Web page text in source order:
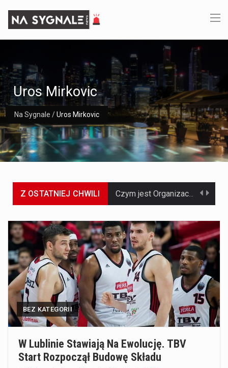
Na Sygnale /Uros Mirkovic
Uros Mirkovic
Z OSTATNIEJ CHWILI Czym jest Organizacja Traktatu Północnoatlantyckiego? Organizacja Traktatu Północnoatlantyckiego, powszechnie znana jako NATO, to międzynarodowy sojusz polityczno-wojskowy, który powstał 4 kwietnia 1949 roku. Został założony przez…
Co to jest prognoza pogody na 14 dni? Prognoza pogody na 14 dni to niezwykle cenne narzędzie, które dostarcza szczegółowych informacji o długoterminowych warunkach atmosferycznych…
Co to jest serwis Aktualności Polska dzisiaj? Serwis Aktualności Polska dzisiaj to żywy i nowoczesny portal, który dostarcza najświeższe wieści z kraju i zagranicy. Obejmuje…
Co to jest cyberbezpieczeństwo w sieci? Cyberbezpieczeństwo w Internecie stanowi istotny element ochrony systemów informacyjnych. Jego zasadniczym celem jest zabezpieczenie przed różnorodnymi cyberzagrożeniami oraz ryzykiem,…
Czym były starożytne igrzyska olimpijskie w Grecji? Starożytne igrzyska olimpijskie odgrywały kluczową rolę w dziejach Grecji. Co cztery lata, w pięknej Olimpii, odbywały się te…
BEZ KATEGORII
W Lublinie Stawiają Na Ewolucję. TBV
Start Rozpoczął Budowę Składu